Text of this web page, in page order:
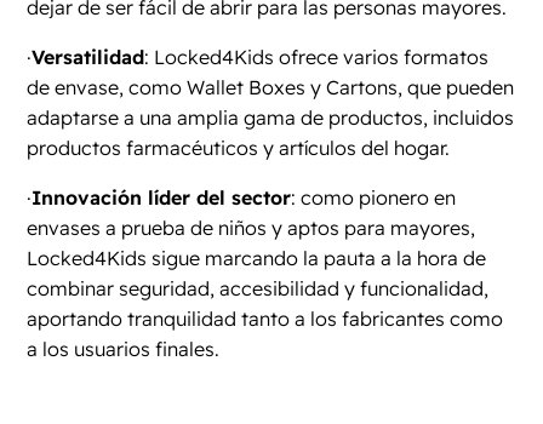
dejar de ser fácil de abrir para las personas mayores.
·Versatilidad: Locked4Kids ofrece varios formatos
de envase, como Wallet Boxes y Cartons, que pueden
adaptarse a una amplia gama de productos, incluidos
productos farmacéuticos y artículos del hogar.
·Innovación líder del sector: como pionero en
envases a prueba de niños y aptos para mayores,
Locked4Kids sigue marcando la pauta a la hora de
combinar seguridad, accesibilidad y funcionalidad,
aportando tranquilidad tanto a los fabricantes como
a los usuarios finales.